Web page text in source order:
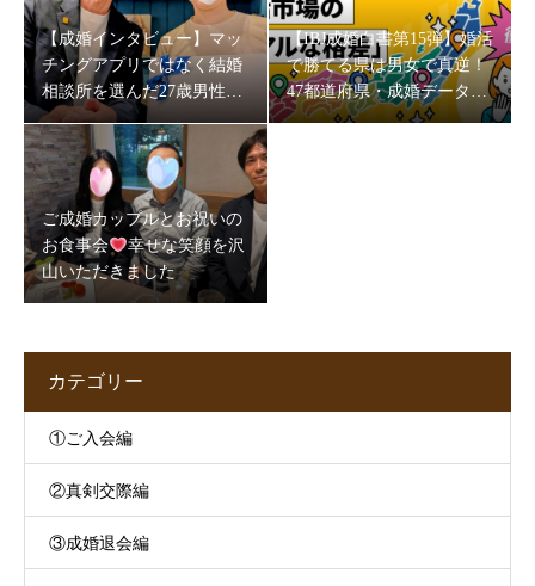
【成婚インタビュー】マッ
チングアプリではなく結婚
相談所を選んだ27歳男性。
5か月半で成婚できた理由
とは
【IBJ成婚白書第15弾】婚活
で勝てる県は男女で真逆！
47都道府県・成婚データが
映す“地域の素顔”
ご成婚カップルとお祝いの
お食事会
幸せな笑顔を沢
山いただきました
カテゴリー
①ご入会編
②真剣交際編
③成婚退会編